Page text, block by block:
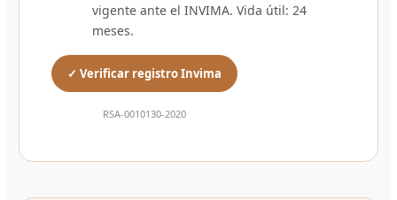
vigente ante el INVIMA. Vida útil: 24
meses.
✓ Verificar registro Invima
RSA-0010130-2020